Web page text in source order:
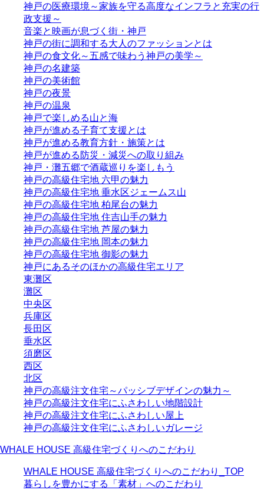
神戸の医療環境～家族を守る高度なインフラと充実の行
政支援～
音楽と映画が息づく街・神戸
神戸の街に調和する大人のファッションとは
神戸の食文化～五感で味わう神戸の美学～
神戸の名建築
神戸の美術館
神戸の夜景
神戸の温泉
神戸で楽しめる山と海
神戸が進める子育て支援とは
神戸が進める教育方針・施策とは
神戸が進める防災・減災への取り組み
神戸・灘五郷で酒蔵巡りを楽しもう
神戸の高級住宅地 六甲の魅力
神戸の高級住宅地 垂水区ジェームス山
神戸の高級住宅地 柏尾台の魅力
神戸の高級住宅地 住吉山手の魅力
神戸の高級住宅地 芦屋の魅力
神戸の高級住宅地 岡本の魅力
神戸の高級住宅地 御影の魅力
神戸にあるそのほかの高級住宅エリア
東灘区
灘区
中央区
兵庫区
長田区
垂水区
須磨区
西区
北区
神戸の高級注文住宅～パッシブデザインの魅力～
神戸の高級注文住宅にふさわしい地階設計
神戸の高級注文住宅にふさわしい屋上
神戸の高級注文住宅にふさわしいガレージ
WHALE HOUSE 高級住宅づくりへのこだわり
WHALE HOUSE 高級住宅づくりへのこだわり_TOP
暮らしを豊かにする「素材」へのこだわり